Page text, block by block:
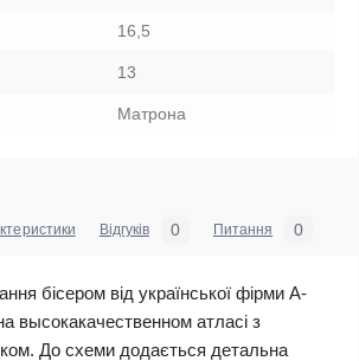
16,5
13
Матрона
Відгуків 0 Питання 0
бісером від української фірми А-
высокакачественном атласі з
До схеми додається детальна